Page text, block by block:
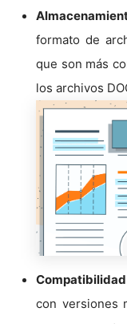
formato de
que son más
los archivos
con versiones